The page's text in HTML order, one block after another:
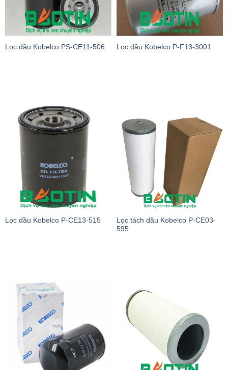
Lọc dầu Kobelco PS-CE11-506 Lọc dầu Kobelco P-F13-3001
Lọc dầu Kobelco P-CE13-515
Lọc tách dầu Kobelco P-CE03-
595